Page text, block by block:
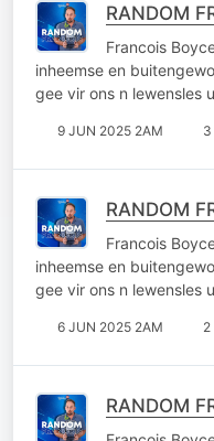
RANDOM
Francois
inheemse en
gee vir ons n lewensles
9 JUN 2025 2AM 3
RANDOM
Francois
inheemse en
gee vir ons n lewensles
6 JUN 2025 2AM 2
RANDOM